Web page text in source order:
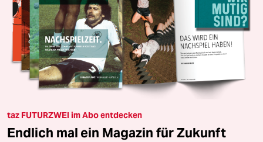
taz FUTURZWEI im Abo entdecken
Endlich mal ein Magazin für Zukunft